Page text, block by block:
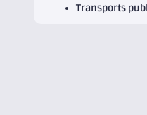
Transports